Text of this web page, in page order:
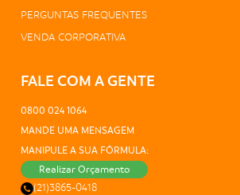
PERGUNTAS FREQUENTES
VENDA CORPORATIVA
FALE COM A GENTE
0800 024 1064
MANDE UMA MENSAGEM
MANIPULE A SUA FÓRMULA:
Realizar Orçamento
(21)3865-0418